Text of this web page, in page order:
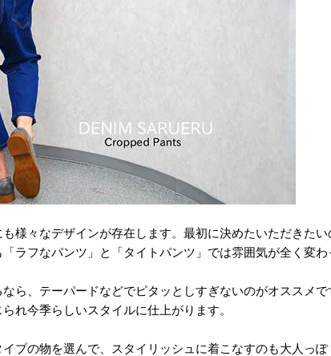
様々なデザインが存在します。最初に決めたいただきた
ラフなパンツ」と「タイトパンツ」では雰囲気が全く変わ
なら、テーパードなどでピタッとしすぎないのがオススメで
れ今季らしいスタイルに仕上がります。
プの物を選んで、スタイリッシュに着こなすのも大人っ